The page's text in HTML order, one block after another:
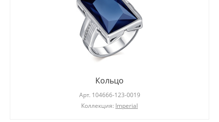
Кольцо
Арт. 104666-123-0019
Коллекция: Imperial